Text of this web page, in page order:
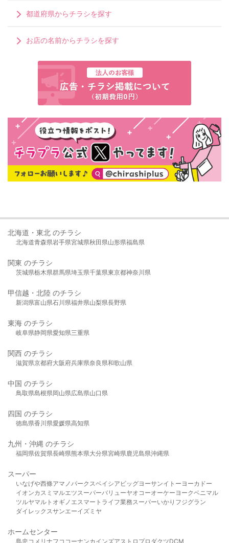
都道府県からチラシを探す
お店の名前からチラシを探す
北海道・東北 のチラシ
北海道青森県岩手県宮城県秋田県山形県福島県
関東 のチラシ
茨城県栃木県群馬県埼玉県千葉県東京都神奈川県
甲信越・北陸 のチラシ
新潟県富山県石川県福井県山梨県長野県
東海 のチラシ
岐阜県静岡県愛知県三重県
関西 のチラシ
滋賀県京都府大阪府兵庫県奈良県和歌山県
中国 のチラシ
鳥取県島根県岡山県広島県山口県
四国 のチラシ
徳島県香川県愛媛県高知県
九州・沖縄 のチラシ
福岡県佐賀県長崎県熊本県大分県宮崎県鹿児島県沖縄県
スーパー
いなげや西條アマノパークスベイシア ビッグヨーサンイトーヨーカドー
イオンカスミ マルエツスーパーバリューヤオコーオーケー ヨークベニマル
ツルヤマルト オギノ エスマート ライフ業務スーパーいかり フジグラン
ダイレックスサンエーイズミヤ
ホームセンター
島忠 コメリ ナフコ コーナンカインズアストロプロダクツDCM